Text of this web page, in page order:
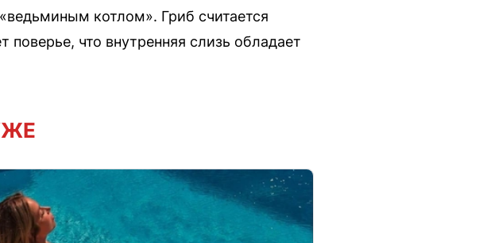
котлом». Гриб считается
что внутренняя слизь обладает